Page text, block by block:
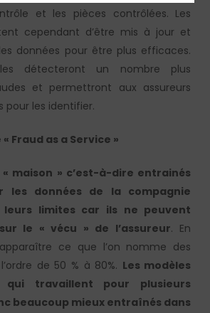
et les pièces contrôlées. Les
cependant d’être mis à jour et
données pour être plus efficaces.
détecteront un nombre plus
et permettront aux assureurs
pour les identifier.
Fraud as a Service »
maison » c’est-à-dire entrainés
les données de la compagnie
limites car ils ne peuvent
le « vécu » de l’assureur. En
ce que l’on nomme des
de 50 % à 80%. Les modèles
qui travaillent pour plusieurs
beaucoup mieux entraînés dans